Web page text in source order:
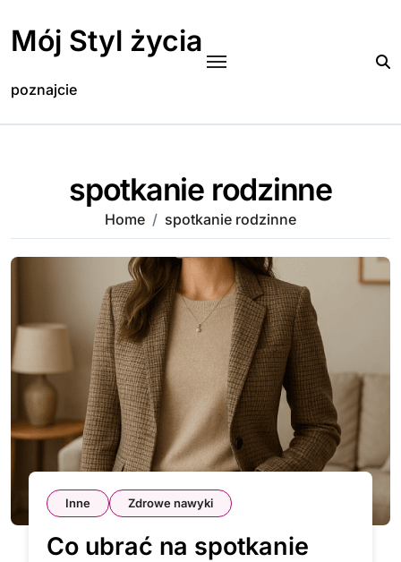
content
Mój Styl życia
poznajcie
spotkanie rodzinne
Home spotkanie rodzinne
Inne Zdrowe nawyki
Co ubrać na spotkanie